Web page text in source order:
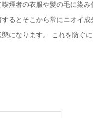
煙者の衣服や髪の毛に染
るとそこから常にニオイ
になります。 これを防ぐ